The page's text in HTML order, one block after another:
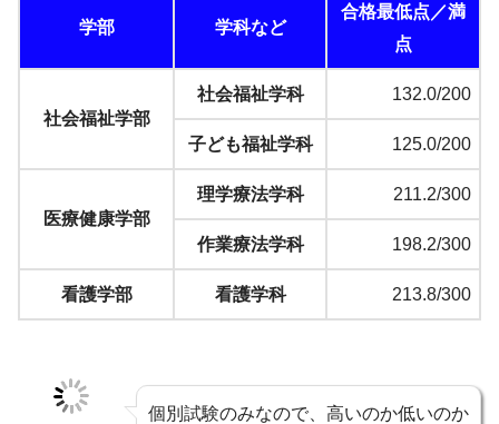
学部 学科など
合格最低点／満
点
社会福祉学部
社会福祉学科 132.0/200
子ども福祉学科 125.0/200
医療健康学部
理学療法学科 211.2/300
作業療法学科 198.2/300
看護学部 看護学科 213.8/300
個別試験のみなので、高いのか低いのか